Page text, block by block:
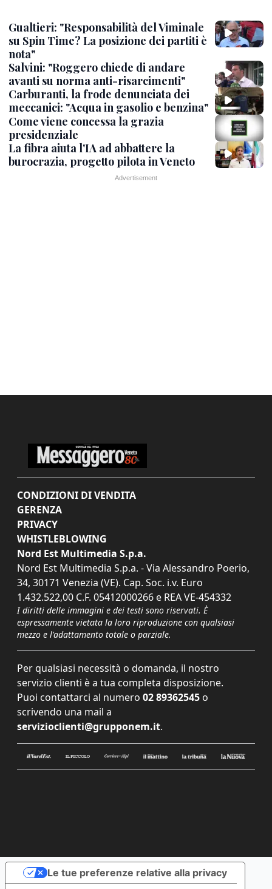
Gualtieri: "Responsabilità del Viminale
su Spin Time? La posizione dei partiti è
nota"
Salvini: "Roggero chiede di andare
avanti su norma anti-risarcimenti"
Carburanti, la frode denunciata dei
meccanici: "Acqua in gasolio e benzina"
Come viene concessa la grazia
presidenziale
La fibra aiuta l'IA ad abbattere la
burocrazia, progetto pilota in Veneto
CONDIZIONI DI VENDITA
GERENZA
PRIVACY
WHISTLEBLOWING
Nord Est Multimedia S.p.a.
Nord Est Multimedia S.p.a. - Via Alessandro Poerio,
34, 30171 Venezia (VE). Cap. Soc. i.v. Euro
1.432.522,00 C.F. 05412000266 e REA VE-454332
I diritti delle immagini e dei testi sono riservati. È
espressamente vietata la loro riproduzione con qualsiasi
mezzo e l'adattamento totale o parziale.
Per qualsiasi necessità o domanda, il nostro
servizio clienti è a tua completa disposizione.
Puoi contattarci al numero 02 89362545 o
scrivendo una mail a
servizioclienti@grupponem.it.
Le tue preferenze relative alla privacy